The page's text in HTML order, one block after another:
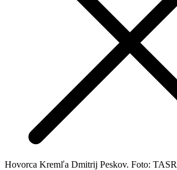
Hovorca Kremľa Dmitrij Peskov. Foto: